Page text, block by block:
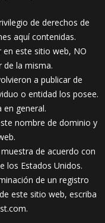
de derechos de
aquí contenidas.
este sitio web, NO
de la misma.
a publicar de
o entidad los posee.
en general.
nombre de dominio y
de acuerdo con
los Estados Unidos.
de un registro
este sitio web, escriba
.